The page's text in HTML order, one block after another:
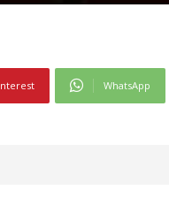
WhatsApp